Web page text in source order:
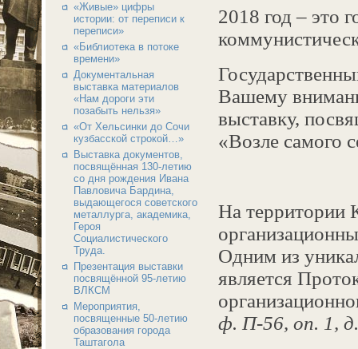
«Живые» цифры
истории: от переписи к
переписи»
«Библиотека в потоке
времени»
Документальная
выставка материалов
«Нам дороги эти
позабыть нельзя»
«От Хельсинки до Сочи
кузбасской строкой…»
Выставка документов,
посвящённая 130-летию
со дня рождения Ивана
Павловича Бардина,
выдающегося советского
металлурга, академика,
Героя
Социалистического
Труда.
Презентация выставки
посвящённой 95-летию
ВЛКСМ
Мероприятия,
посвященные 50-летию
образования города
Таштагола
2018 год – это
Вашему
выставку,
«Возле самого
На территории
Одним из
является
ф. П-56, оп. 1,